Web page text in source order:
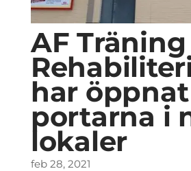
AF Träning
har öppnat
portarna i
lokaler
feb 28, 2021